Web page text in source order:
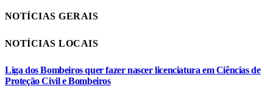
NOTÍCIAS GERAIS
NOTÍCIAS LOCAIS
Liga dos Bombeiros quer fazer nascer licenciatura em Ciências de
Proteção Civil e Bombeiros